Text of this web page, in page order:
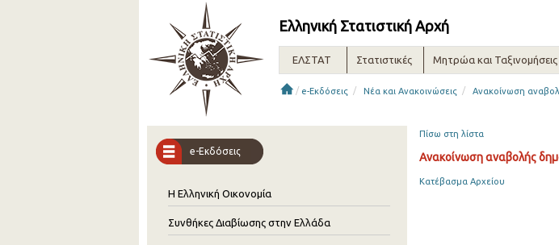
Ελληνική Στατιστική Αρχή
ΕΛΣΤΑΤ Στατιστικές Μητρώα και Ταξινομήσεις
/ e-Εκδόσεις / Νέα και Ανακοινώσεις / Ανακοίνωση
e-Εκδόσεις
Η Ελληνική Οικονομία
Συνθήκες Διαβίωσης στην Ελλάδα
Πίσω στη λίστα
Ανακοίνωση αναβολής
Κατέβασμα Αρχείου